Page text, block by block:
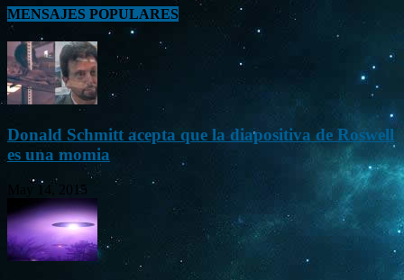
MENSAJES POPULARES
Donald Schmitt acepta que la diapositiva de Roswell
es una momia
May 14, 2015